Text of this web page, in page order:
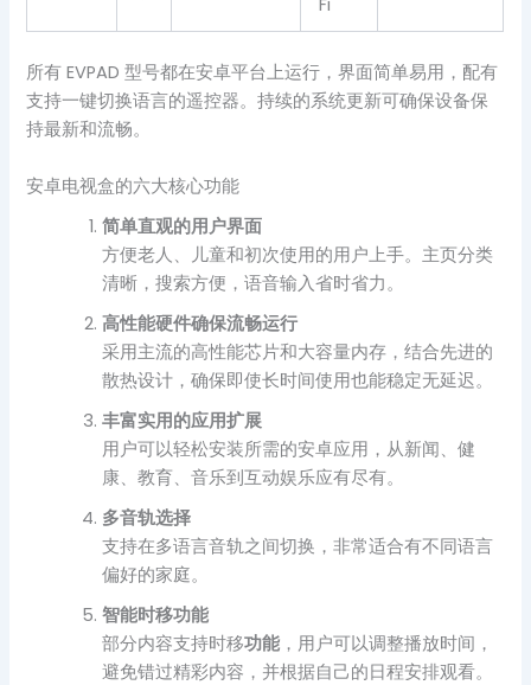
Fi
所有 EVPAD 型号都在安卓平台上运行，界面简单易用，配有
支持一键切换语言的遥控器。持续的系统更新可确保设备保
持最新和流畅。
安卓电视盒的六大核心功能
简单直观的用户界面
方便老人、儿童和初次使用的用户上手。主页分类
清晰，搜索方便，语音输入省时省力。
高性能硬件确保流畅运行
采用主流的高性能芯片和大容量内存，结合先进的
散热设计，确保即使长时间使用也能稳定无延迟。
丰富实用的应用扩展
用户可以轻松安装所需的安卓应用，从新闻、健
康、教育、音乐到互动娱乐应有尽有。
多音轨选择
支持在多语言音轨之间切换，非常适合有不同语言
偏好的家庭。
智能时移功能
部分内容支持时移功能 ，用户可以调整播放时间，
避免错过精彩内容，并根据自己的日程安排观看。